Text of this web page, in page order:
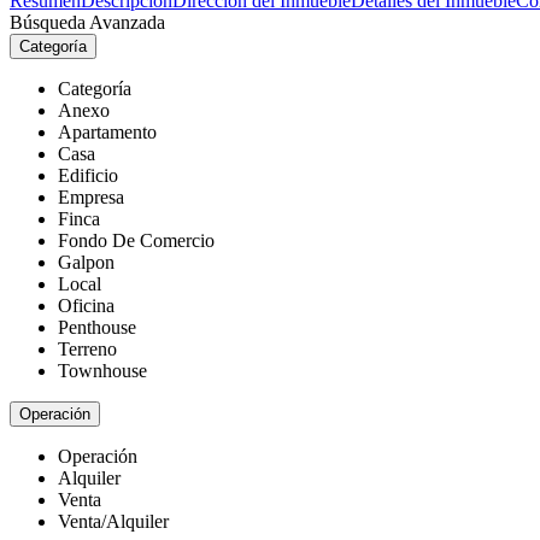
Búsqueda Avanzada
Categoría
Categoría
Anexo
Apartamento
Casa
Edificio
Empresa
Finca
Fondo De Comercio
Galpon
Local
Oficina
Penthouse
Terreno
Townhouse
Operación
Operación
Alquiler
Venta
Venta/Alquiler